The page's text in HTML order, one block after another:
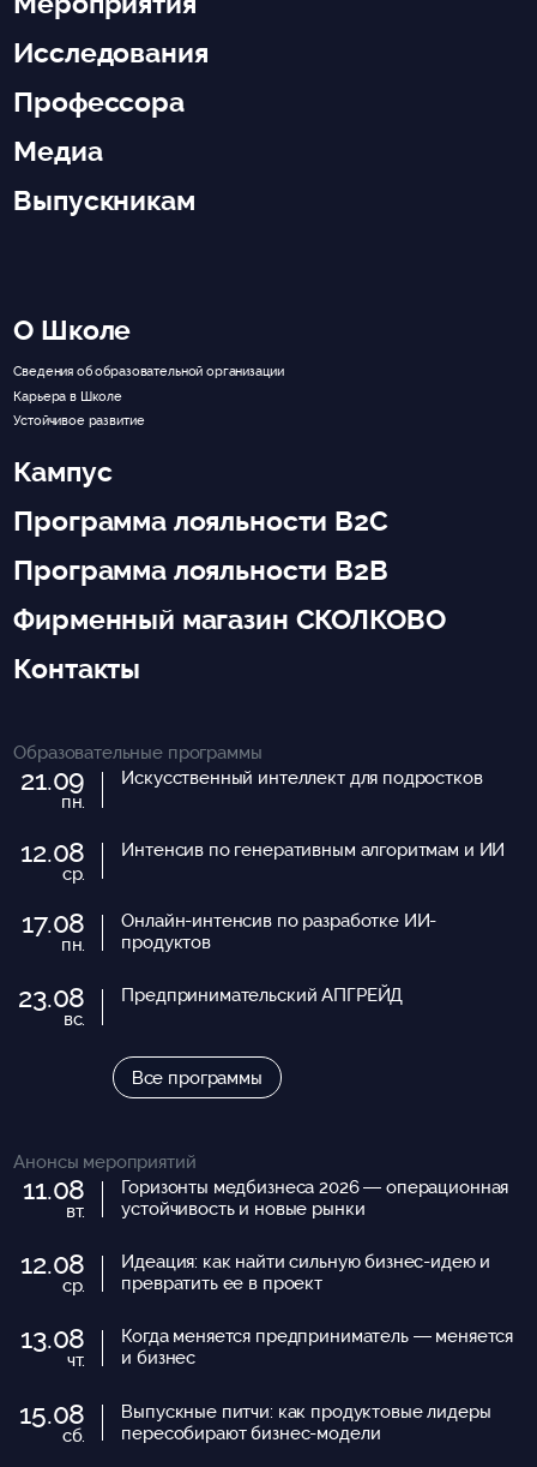
Исследования
Профессора
Медиа
Выпускникам
О Школе
Сведения об образовательной организации
Карьера в Школе
Устойчивое развитие
Кампус
Программа лояльности B2C
Программа лояльности B2B
Фирменный магазин СКОЛКОВО
Контакты
Образовательные программы
21.09
пн.
Искусственный интеллект для подростков
12.08
ср.
Интенсив по генеративным алгоритмам и ИИ
17.08
пн.
Онлайн-интенсив по разработке ИИ-
продуктов
23.08
вс.
Предпринимательский АПГРЕЙД
Все программы
Анонсы мероприятий
11.08
вт.
Горизонты медбизнеса 2026 — операционная
устойчивость и новые рынки
12.08
ср.
Идеация: как найти сильную бизнес-идею и
превратить ее в проект
13.08
чт.
Когда меняется предприниматель — меняется
и бизнес
15.08
сб.
Выпускные питчи: как продуктовые лидеры
пересобирают бизнес-модели